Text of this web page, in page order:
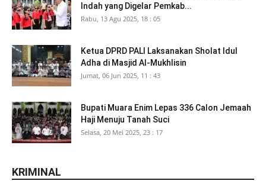
Indah yang Digelar Pemkab...
Rabu, 13 Agu 2025, 18 : 05
Ketua DPRD PALI Laksanakan Sholat Idul
Adha di Masjid Al-Mukhlisin
Jumat, 06 Jun 2025, 11 : 43
Bupati Muara Enim Lepas 336 Calon Jemaah
Haji Menuju Tanah Suci
Selasa, 20 Mei 2025, 23 : 17
KRIMINAL